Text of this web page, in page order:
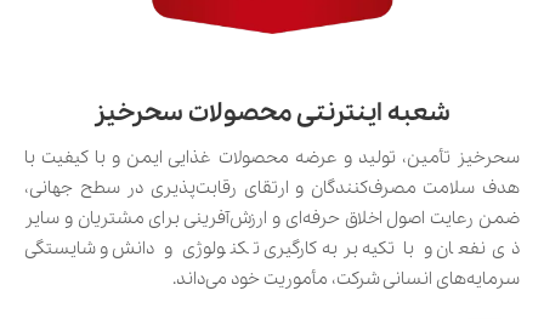
شعبه اینترنتی محصولات سحرخیز
سحرخیز تأمین، تولید و عرضه محصولات غذایی ایمن و با کیفیت با
هدف سلامت مصرف‌کنندگان و ارتقای رقابت‌پذیری در سطح جهانی،
ضمن رعایت اصول اخلاق حرفه‌ای و ارزش‌آفرینی برای مشتریان و سایر
ذی‌نفعان و با تکیه بر به‌کارگیری تکنولوژی و دانش و شایستگی
سرمایه‌های انسانی شرکت، مأموریت خود می‌داند.